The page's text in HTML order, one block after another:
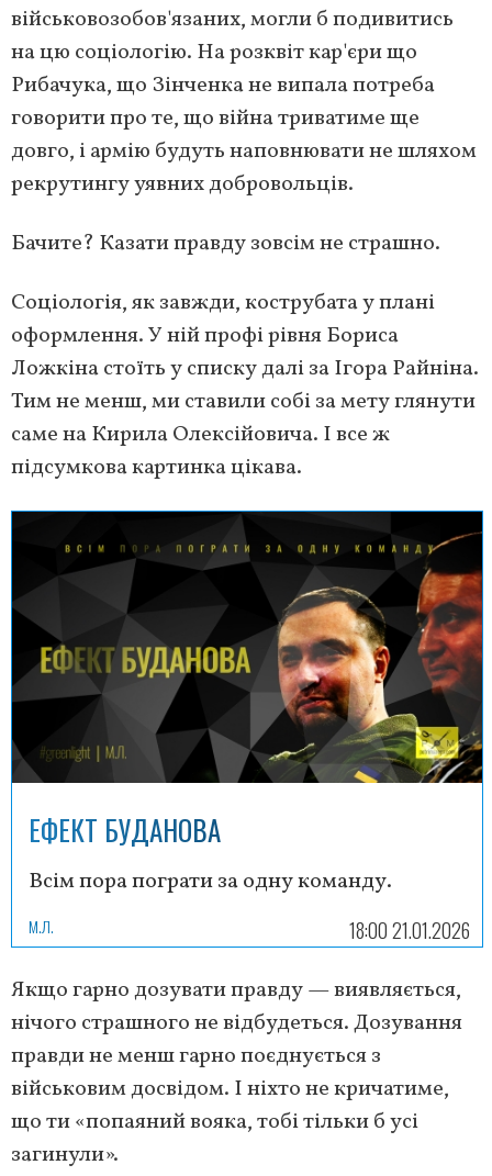
військовозобов'язаних, могли б подивитись
на цю соціологію. На розквіт кар'єри що
Рибачука, що Зінченка не випала потреба
говорити про те, що війна триватиме ще
довго, і армію будуть наповнювати не шляхом
рекрутингу уявних добровольців.
Бачите? Казати правду зовсім не страшно.
Соціологія, як завжди, кострубата у плані
оформлення. У ній профі рівня Бориса
Ложкіна стоїть у списку далі за Ігора Райніна.
Тим не менш, ми ставили собі за мету глянути
саме на Кирила Олексійовича. І все ж
підсумкова картинка цікава.
ЕФЕКТ БУДАНОВА
Всім пора пограти за одну команду.
М.Л. 18:00 21.01.2026
Якщо гарно дозувати правду — виявляється,
нічого страшного не відбудеться. Дозування
правди не менш гарно поєднується з
військовим досвідом. І ніхто не кричатиме,
що ти «попаяний вояка, тобі тільки б усі
загинули».